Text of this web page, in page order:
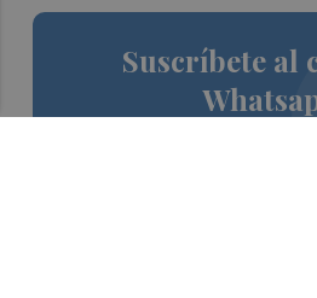
Suscríbete al